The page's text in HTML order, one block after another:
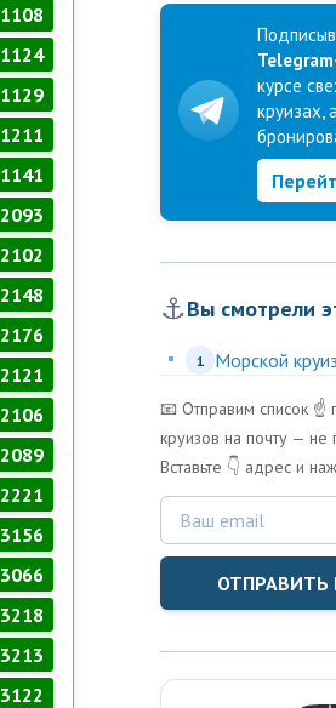
курсе
круизах,
⚓Вы смотрели
1 Морской круиз
📧 Отправим список ☝️
круизов на почту — не
Вставьте 👇 адрес и